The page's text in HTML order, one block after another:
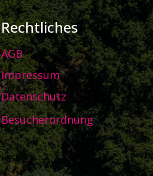
Rechtliches
AGB
Impressum
Datenschutz
Besucherordnung